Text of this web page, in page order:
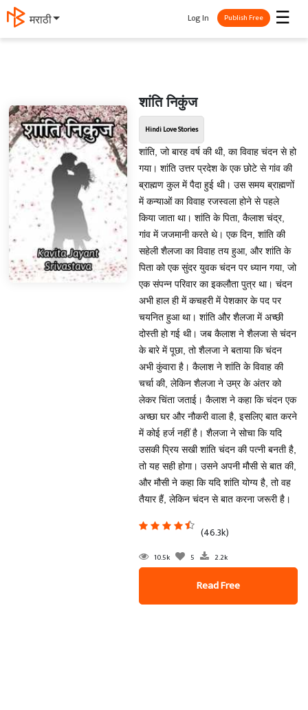
मराठी ☰
Log In Publish Free
शांति निकुंज
Hindi Love Stories
शांति, जो बारह वर्ष की थी, का विवाह चंदन से हो
गया। शांति उत्तर प्रदेश के एक छोटे से गांव की
ब्राह्मण कुल में पैदा हुई थी। उस समय ब्राह्मणों
में कन्याओं का विवाह रजस्वला होने से पहले
किया जाता था। शांति के पिता, कैलाश चंद्र,
गांव में जजमानी करते थे। एक दिन, शांति की
सहेली शैलजा का विवाह तय हुआ, और शांति के
पिता को एक सुंदर युवक चंदन पर ध्यान गया, जो
एक संपन्न परिवार का इकलौता पुत्र था। चंदन
अभी हाल ही में कचहरी में पेशकार के पद पर
चयनित हुआ था। शांति और शैलजा में अच्छी
दोस्ती हो गई थी। जब कैलाश ने शैलजा से चंदन
के बारे में पूछा, तो शैलजा ने बताया कि चंदन
अभी कुंवारा है। कैलाश ने शांति के विवाह की
चर्चा की, लेकिन शैलजा ने उम्र के अंतर को
लेकर चिंता जताई। कैलाश ने कहा कि चंदन एक
अच्छा घर और नौकरी वाला है, इसलिए बात करने
में कोई हर्ज नहीं है। शैलजा ने सोचा कि यदि
उसकी प्रिय सखी शांति चंदन की पत्नी बनती है,
तो यह सही होगा। उसने अपनी मौसी से बात की,
और मौसी ने कहा कि यदि शांति योग्य है, तो वह
तैयार हैं, लेकिन चंदन से बात करना जरूरी है।
(46.3k)
10.5k 5 2.2k
Read Free